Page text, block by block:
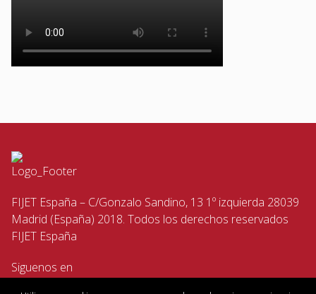
FIJET España – C/Gonzalo Sandino, 13 1º izquierda 28039
Madrid (España) 2018. Todos los derechos reservados
FIJET España
Siguenos en